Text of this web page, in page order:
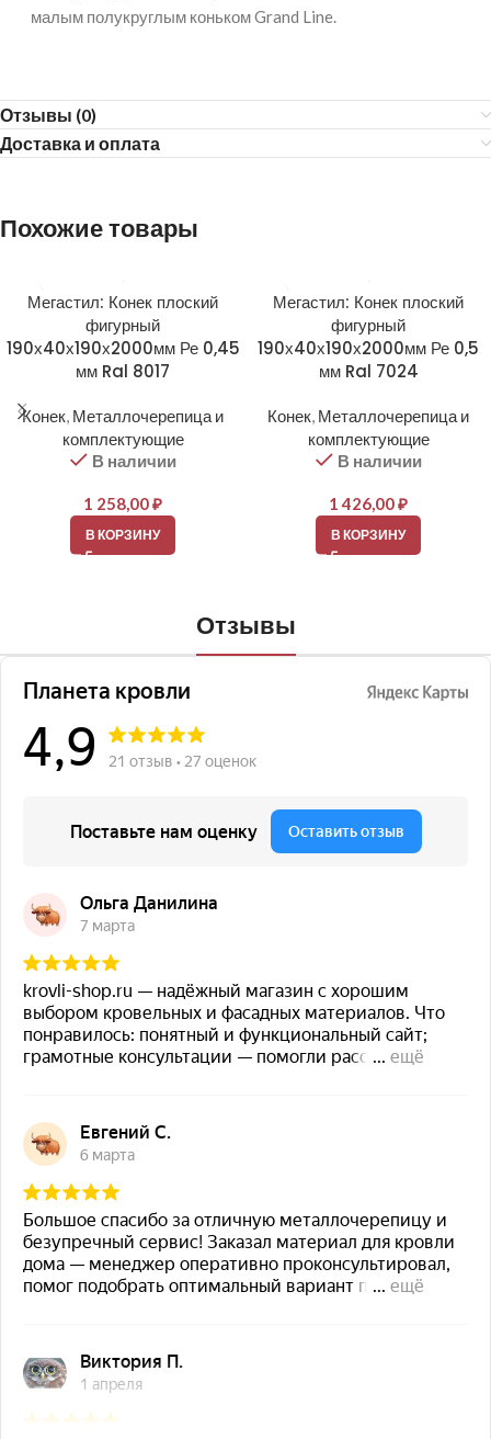
малым полукруглым коньком Grand Line.
Отзывы (0)
Доставка и оплата
Похожие товары
Мегастил: Конек плоский
фигурный
190х40х190х2000мм Ре 0,45
мм Ral 8017
Конек, Металлочерепица и
комплектующие
В наличии
1 258,00₽
В КОРЗИНУ
Мегастил: Конек плоский
фигурный
190х40х190х2000мм Ре 0,5
мм Ral 7024
Конек, Металлочерепица и
комплектующие
В наличии
1 426,00₽
В КОРЗИНУ
Отзывы